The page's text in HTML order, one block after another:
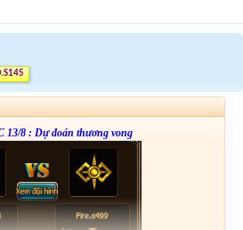
13/8 : Dự đoán thương vong